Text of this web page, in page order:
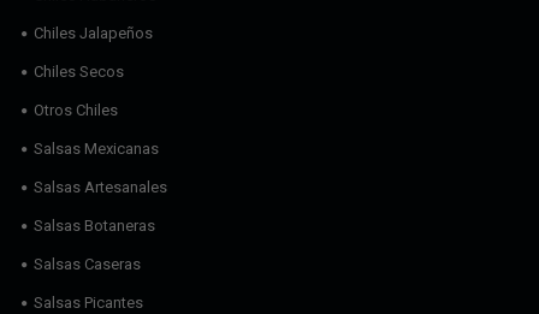
Chiles Jalapeños
Chiles Secos
Otros Chiles
Salsas Mexicanas
Salsas Artesanales
Salsas Botaneras
Salsas Caseras
Salsas Picantes